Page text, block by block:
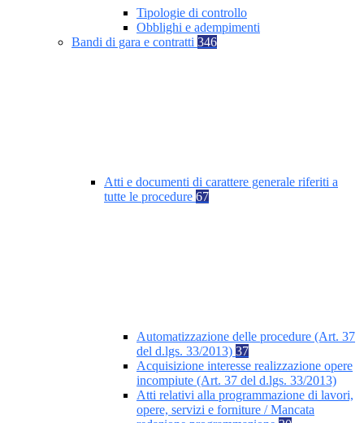
Tipologie di controllo
Obblighi e adempimenti
Bandi di gara e contratti 346
Atti e documenti di carattere generale riferiti a
tutte le procedure 67
Automatizzazione delle procedure (Art. 37
del d.lgs. 33/2013) 37
Acquisizione interesse realizzazione opere
incompiute (Art. 37 del d.lgs. 33/2013)
Atti relativi alla programmazione di lavori,
opere, servizi e forniture / Mancata